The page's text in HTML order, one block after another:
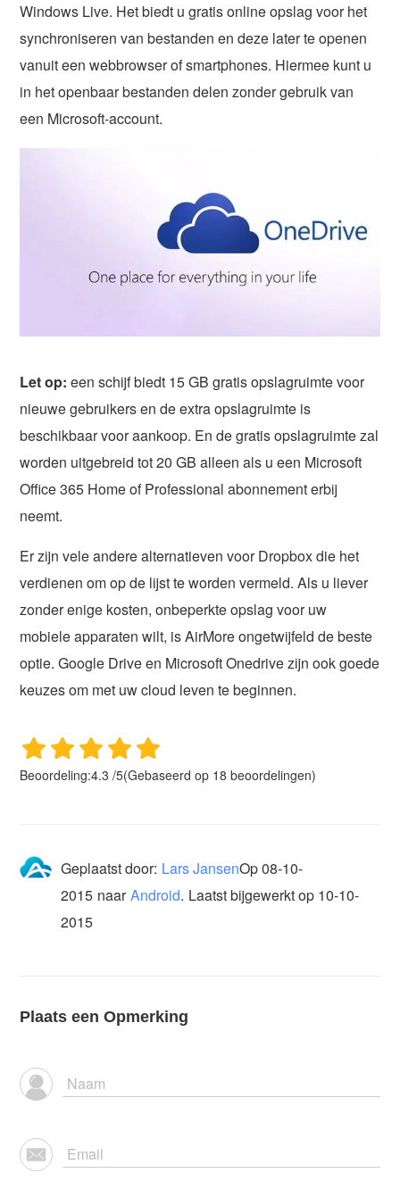
Windows Live. Het biedt u gratis online opslag voor het
synchroniseren van bestanden en deze later te openen
vanuit een webbrowser of smartphones. Hiermee kunt u
in het openbaar bestanden delen zonder gebruik van
een Microsoft-account.
Let op: een schijf biedt 15 GB gratis opslagruimte voor
nieuwe gebruikers en de extra opslagruimte is
beschikbaar voor aankoop. En de gratis opslagruimte zal
worden uitgebreid tot 20 GB alleen als u een Microsoft
Office 365 Home of Professional abonnement erbij
neemt.
Er zijn vele andere alternatieven voor Dropbox die het
verdienen om op de lijst te worden vermeld. Als u liever
zonder enige kosten, onbeperkte opslag voor uw
mobiele apparaten wilt, is AirMore ongetwijfeld de beste
optie. Google Drive en Microsoft Onedrive zijn ook goede
keuzes om met uw cloud leven te beginnen.
Beoordeling:4.3 /5(Gebaseerd op 18 beoordelingen)
Geplaatst door: Lars JansenOp08-10-
2015 naar Android. Laatst bijgewerkt op 10-10-
2015
Plaats een Opmerking